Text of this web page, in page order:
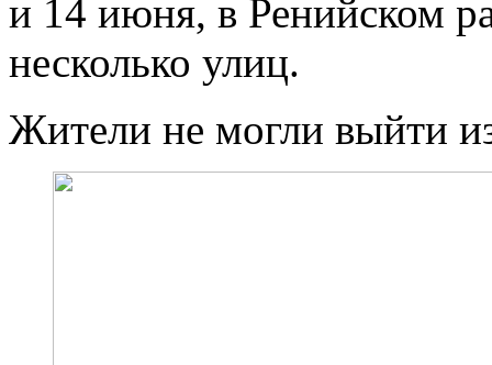
и 14 июня, в Ренийском
несколько улиц.
Жители не могли выйти